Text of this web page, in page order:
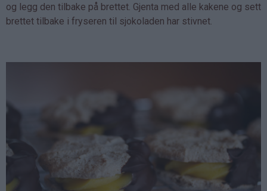
og legg den tilbake på brettet. Gjenta med alle kakene og sett
brettet tilbake i fryseren til sjokoladen har stivnet.